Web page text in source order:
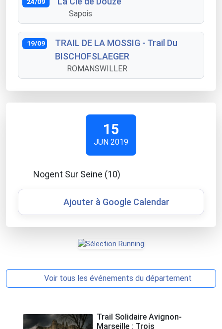
24/09
Sapois
19/09
TRAIL DE LA MOSSIG - Trail Du
BISCHOFSLAEGER
ROMANSWILLER
15
JUN 2019
Nogent Sur Seine (10)
Ajouter à Google Calendar
Voir tous les événements du département
Trail Solidaire Avignon-
Marseille : Trois